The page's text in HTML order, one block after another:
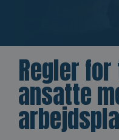
Regler
ansatte